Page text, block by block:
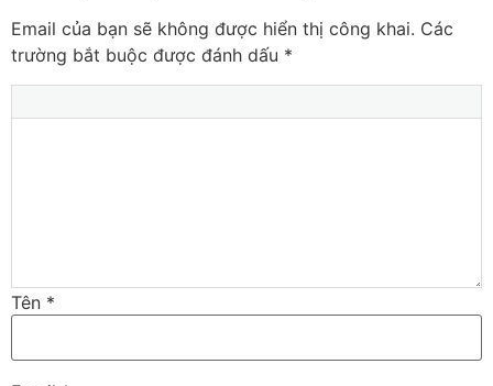
Email của bạn sẽ không được hiển thị công khai. Các
trường bắt buộc được đánh dấu *
Tên *